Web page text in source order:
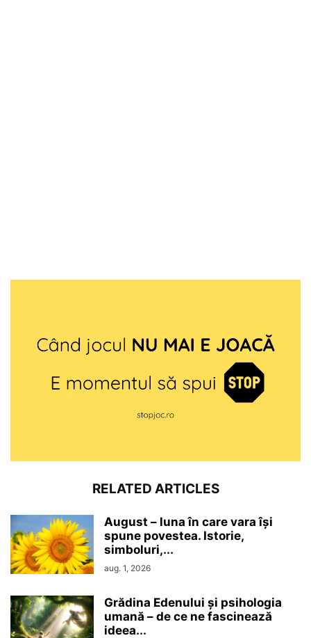
RELATED ARTICLES
August – luna în care vara își
spune povestea. Istorie,
simboluri,...
aug. 1, 2026
Grădina Edenului și psihologia
umană – de ce ne fascinează
ideea...